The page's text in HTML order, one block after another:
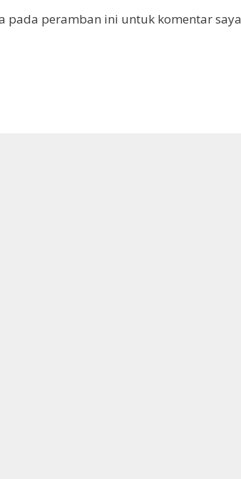
pada peramban ini untuk komentar saya